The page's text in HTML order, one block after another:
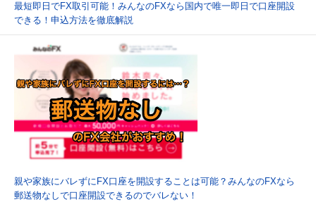
最短即日でFX取引可能！みんなのFXなら国内で唯一即日で口座開設
できる！申込方法を徹底解説
親や家族にバレずにFX口座を開設することは可能？みんなのFXなら
郵送物なしで口座開設できるのでバレない！